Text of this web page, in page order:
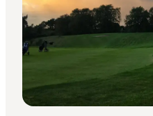
Dove dormire
Pianifica il viaggio